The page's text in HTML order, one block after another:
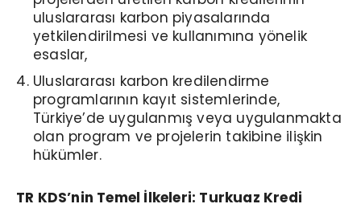
uluslararası karbon piyasalarında
yetkilendirilmesi ve kullanımına yönelik
esaslar,
Uluslararası karbon kredilendirme
programlarının kayıt sistemlerinde,
Türkiye’de uygulanmış veya uygulanmakta
olan program ve projelerin takibine ilişkin
hükümler.
TR KDS’nin Temel İlkeleri: Turkuaz Kredi